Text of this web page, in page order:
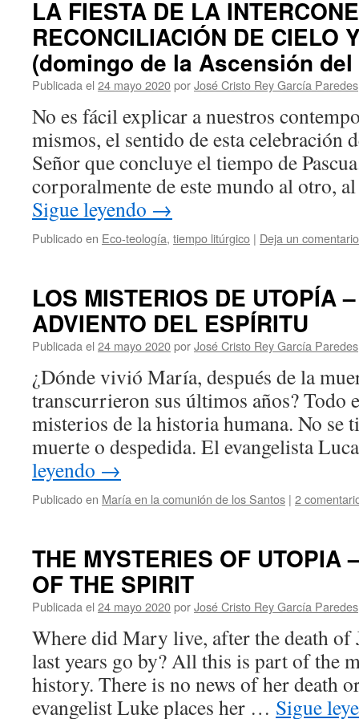
LA FIESTA DE LA
RECONCILIACIÓN DE CIELO
(domingo de la Ascensión del
Publicada el 24 mayo 2020porJosé Cristo Rey García Paredes
No es fácil explicar a nuestros
mismos, el sentido de esta celebración
Señor que concluye el tiempo de
corporalmente de este mundo al otro,
Sigue leyendo →
Publicado en Eco-teología, tiempo litúrgico | Deja un comentario
LOS MISTERIOS DE UTOPÍA
ADVIENTO DEL ESPÍRITU
Publicada el 24 mayo 2020porJosé Cristo Rey García Paredes
¿Dónde vivió María, después de la
transcurrieron sus últimos años? Todo
misterios de la historia humana. No se
muerte o despedida. El evangelista
leyendo →
Publicado en María en la comunión de los Santos | 2
THE MYSTERIES OF UTOPIA
OF THE SPIRIT
Publicada el 24 mayo 2020porJosé Cristo Rey García Paredes
Where did Mary live, after the death of
last years go by? All this is part of the
history. There is no news of her death
evangelist Luke places her … Sigue